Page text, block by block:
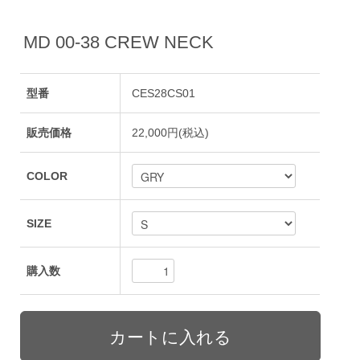
MD 00-38 CREW NECK
型番 CES28CS01
販売価格 22,000円(税込)
COLOR
SIZE
購入数